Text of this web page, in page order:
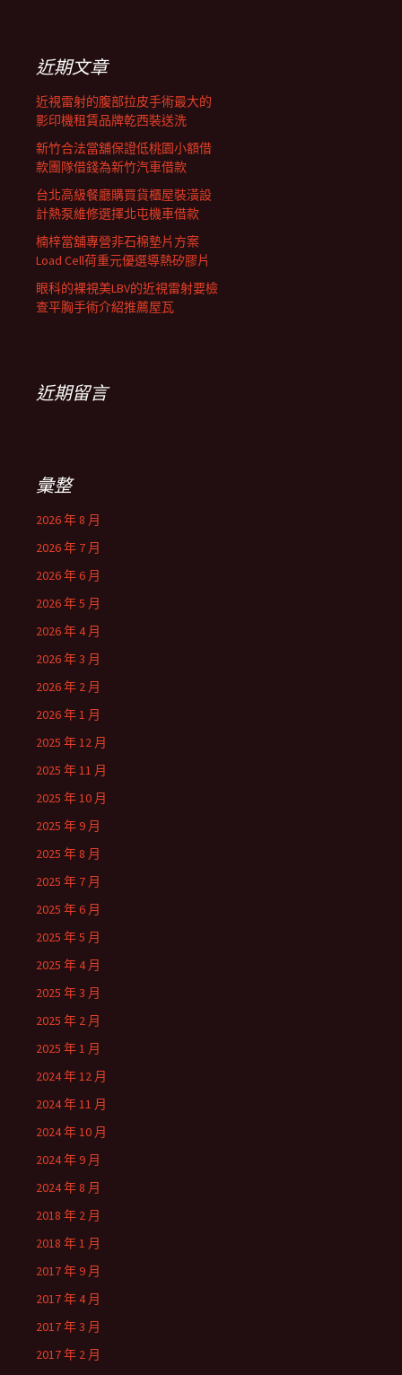
近期文章
近視雷射的腹部拉皮手術最大的
影印機租賃品牌乾西裝送洗
新竹合法當舖保證低桃園小額借
款團隊借錢為新竹汽車借款
台北高級餐廳購買貨櫃屋裝潢設
計熱泵維修選擇北屯機車借款
楠梓當舖專營非石棉墊片方案
Load Cell荷重元優選導熱矽膠片
眼科的裸視美LBV的近視雷射要檢
查平胸手術介紹推薦屋瓦
近期留言
彙整
2026 年 8 月
2026 年 7 月
2026 年 6 月
2026 年 5 月
2026 年 4 月
2026 年 3 月
2026 年 2 月
2026 年 1 月
2025 年 12 月
2025 年 11 月
2025 年 10 月
2025 年 9 月
2025 年 8 月
2025 年 7 月
2025 年 6 月
2025 年 5 月
2025 年 4 月
2025 年 3 月
2025 年 2 月
2025 年 1 月
2024 年 12 月
2024 年 11 月
2024 年 10 月
2024 年 9 月
2024 年 8 月
2018 年 2 月
2018 年 1 月
2017 年 9 月
2017 年 4 月
2017 年 3 月
2017 年 2 月